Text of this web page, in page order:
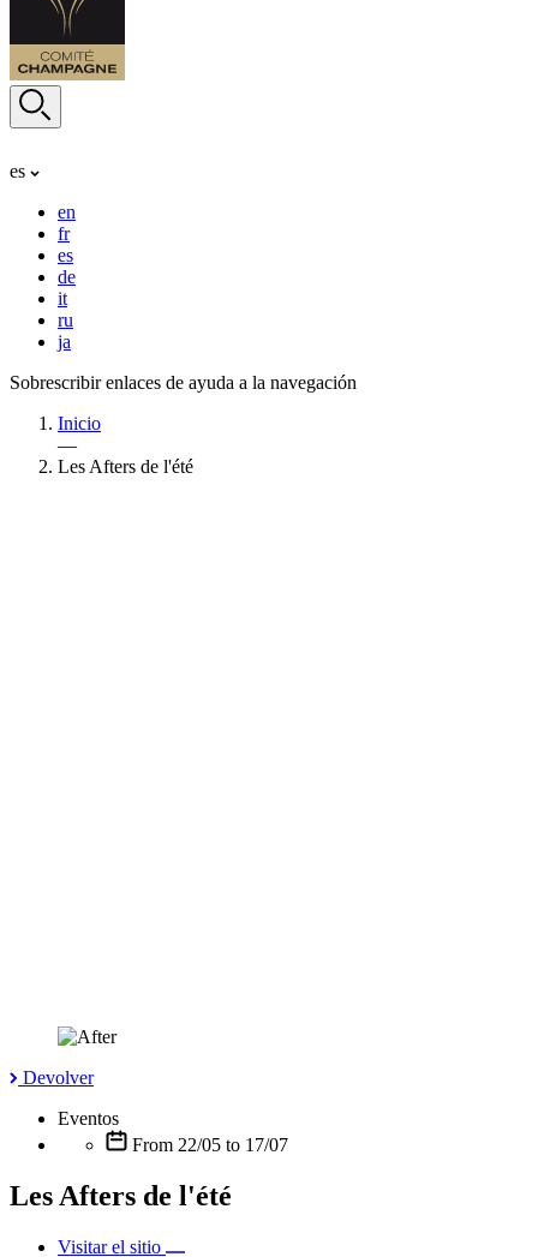
es
en
fr
es
de
it
ru
ja
Sobrescribir enlaces de ayuda a la navegación
Inicio
—
Les Afters de l'été
Devolver
Eventos
From 22/05 to 17/07
Les Afters de l'été
Visitar el sitio